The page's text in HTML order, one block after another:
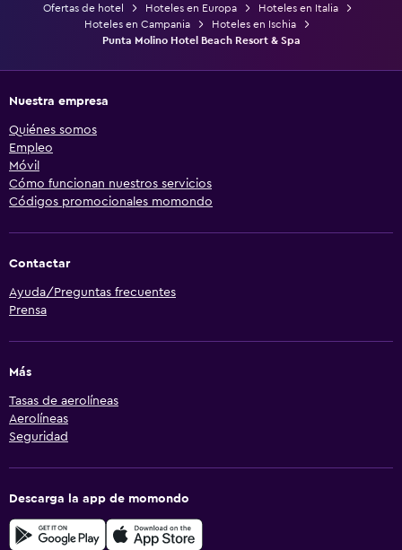
Ofertas de hotel Hoteles en Europa
Hoteles en Italia
Hoteles en Campania
Hoteles en Ischia
Punta Molino Hotel Beach Resort & Spa
Nuestra empresa
Quiénes somos
Empleo
Móvil
Cómo funcionan nuestros servicios
Códigos promocionales momondo
Contactar
Ayuda/Preguntas frecuentes
Prensa
Más
Tasas de aerolíneas
Aerolíneas
Seguridad
Descarga la app de momondo